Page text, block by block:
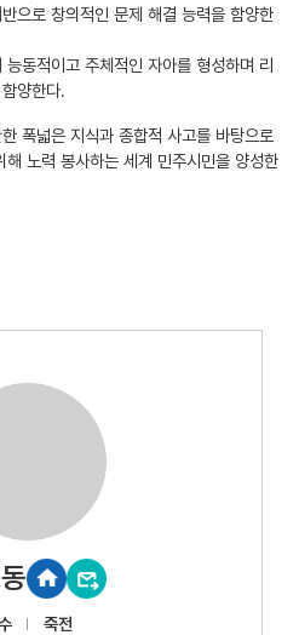
으로 창의적인 문제 해결 능력을 함양한
능동적이고 주체적인 자아를 형성하며 리
양한다.
폭넓은 지식과 종합적 사고를 바탕으로
노력 봉사하는 세계 민주시민을 양성한
죽전